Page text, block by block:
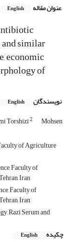
عنوان مقاله English
similar
economic
of
نویسندگان English
Torshizi2 Mohsen
of Agriculture
Faculty of
Iran
Faculty of
Iran
Razi Serum and
چکیده
English